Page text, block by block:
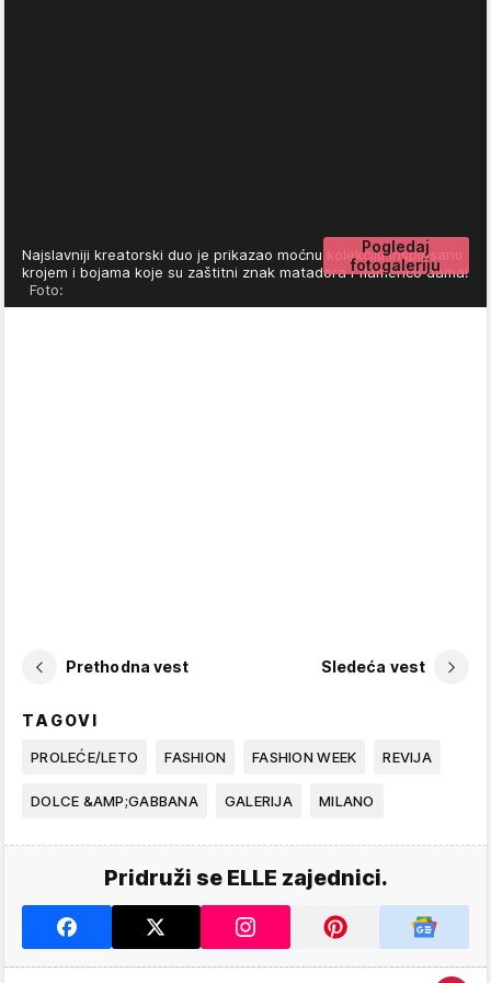
Pogledaj
fotogaleriju
Najslavniji kreatorski duo je prikazao moćnu kolekciju inspirisanu
krojem i bojama koje su zaštitni znak matadora i flamenco dama!
Foto:
Prethodna vest Sledeća vest
TAGOVI
PROLEĆE/LETO FASHION FASHION WEEK REVIJA
DOLCE &AMP;GABBANA GALERIJA MILANO
Pridruži se ELLE zajednici.